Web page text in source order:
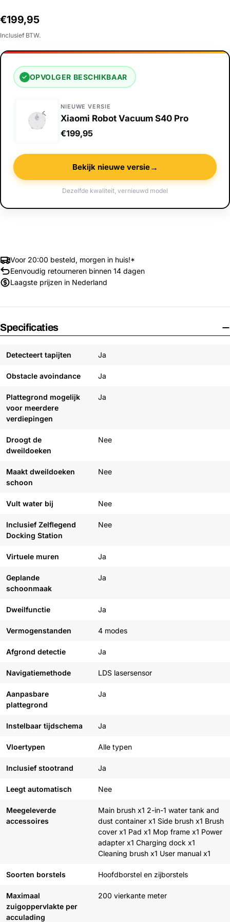
Normale
prijs
€199,95
Inclusief BTW.
✓ OPVOLGER BESCHIKBAAR
NIEUWE VERSIE
Xiaomi Robot Vacuum S40 Pro
€199,95
Bekijk nieuwe versie→
Dezelfde kwaliteit, vernieuwd model
Voor 20:00 besteld, morgen in huis!*
Eenvoudig retourneren binnen 14 dagen
Laagste prijzen in Nederland
Specificaties
Detecteert tapijten Ja
Obstacle avoindance Ja
Plattegrond mogelijk
voor meerdere
verdiepingen
Ja
Droogt de
dweildoeken
Nee
Maakt dweildoeken
schoon
Nee
Vult water bij Nee
Inclusief Zelflegend
Docking Station
Nee
Virtuele muren Ja
Geplande
schoonmaak
Ja
Dweilfunctie Ja
Vermogenstanden 4 modes
Afgrond detectie Ja
Navigatiemethode LDS lasersensor
Aanpasbare
plattegrond
Ja
Instelbaar tijdschema Ja
Vloertypen Alle typen
Inclusief stootrand Ja
Leegt automatisch Nee
Meegeleverde
accessoires
Main brush x1 2-in-1 water tank and
dust container x1 Side brush x1 Brush
cover x1 Pad x1 Mop frame x1 Power
adapter x1 Charging dock x1
Cleaning brush x1 User manual x1
Soorten borstels Hoofdborstel en zijborstels
Maximaal
zuigoppervlakte per
acculading
200 vierkante meter